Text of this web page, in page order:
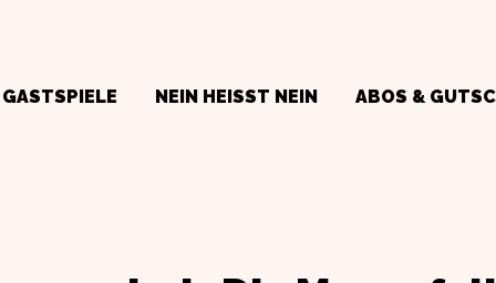
GASTSPIELE NEIN HEISST NEIN ABOS &